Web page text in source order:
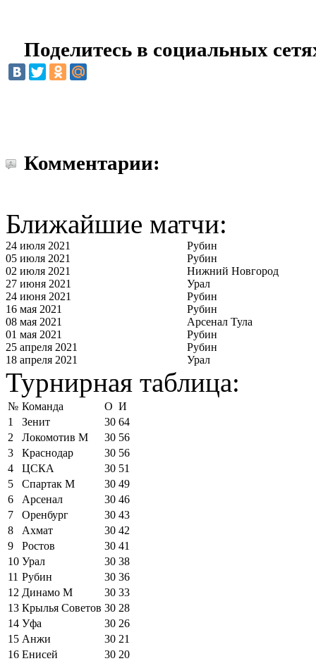
Поделитесь в социальных
Комментарии:
Ближайшие матчи:
24 июля 2021
Рубин
05 июля 2021
Рубин
02 июля 2021
Нижний Новгород
27 июня 2021
Урал
24 июня 2021
Рубин
16 мая 2021
Рубин
08 мая 2021
Арсенал Тула
01 мая 2021
Рубин
25 апреля 2021
Рубин
18 апреля 2021
Урал
Турнирная таблица:
№ Команда О И
1
Зенит 30 64
2
Локомотив М 30 56
3
Краснодар 30 56
4
ЦСКА 30 51
5
Спартак М 30 49
6
Арсенал 30 46
7
Оренбург 30 43
8
Ахмат 30 42
9
Ростов 30 41
10 Урал 30 38
11 Рубин 30 36
12 Динамо М 30 33
13 Крылья Советов 30 28
14 Уфа 30 26
15 Анжи 30 21
16 Енисей 30 20